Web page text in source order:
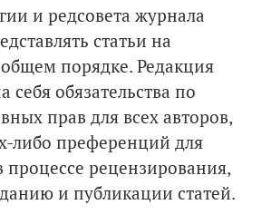
и редсовета журнала
статьи на
порядке. Редакция
себя обязательства по
прав для всех авторов,
либо преференций для
процессе рецензирования,
и публикации статей.